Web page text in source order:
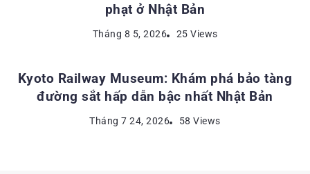
phạt ở Nhật Bản
Tháng 8 5, 2026 25 Views
ĐỊA ĐIỂM DU LỊCH NHẬT BẢN
Kyoto Railway Museum: Khám phá bảo tàng
đường sắt hấp dẫn bậc nhất Nhật Bản
Tháng 7 24, 2026 58 Views